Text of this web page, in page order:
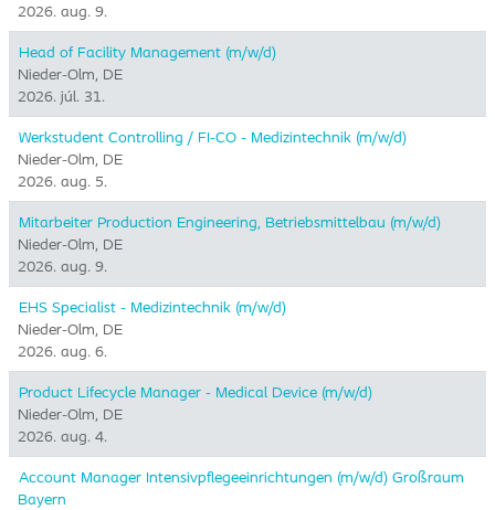
2026. aug. 9.
Head of Facility Management (m/w/d)
Nieder-Olm, DE
2026. júl. 31.
Werkstudent Controlling / FI-CO - Medizintechnik (m/w/d)
Nieder-Olm, DE
2026. aug. 5.
Mitarbeiter Production Engineering, Betriebsmittelbau (m/w/d)
Nieder-Olm, DE
2026. aug. 9.
EHS Specialist - Medizintechnik (m/w/d)
Nieder-Olm, DE
2026. aug. 6.
Product Lifecycle Manager - Medical Device (m/w/d)
Nieder-Olm, DE
2026. aug. 4.
Account Manager Intensivpflegeeinrichtungen (m/w/d) Großraum
Bayern